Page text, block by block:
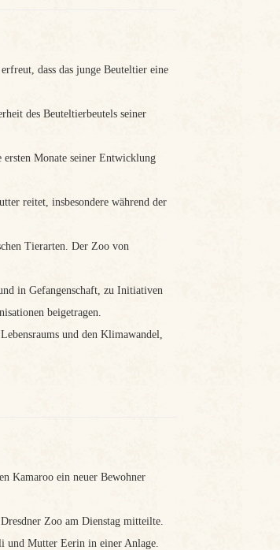
dass das junge Beuteltier eine
des Beuteltierbeutels seiner
Monate seiner Entwicklung
reitet, insbesondere während der
Tierarten. Der Zoo von
in Gefangenschaft, zu Initiativen
beigetragen.
und den Klimawandel,
Kamaroo ein neuer Bewohner
Zoo am Dienstag mitteilte.
und Mutter Eerin in einer Anlage.